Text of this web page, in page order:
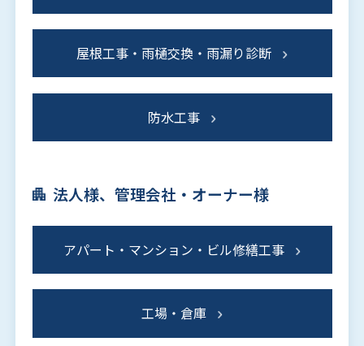
屋根工事・雨樋交換・雨漏り診断
防水工事
法人様、管理会社・オーナー様
アパート・マンション・ビル修繕工事
工場・倉庫